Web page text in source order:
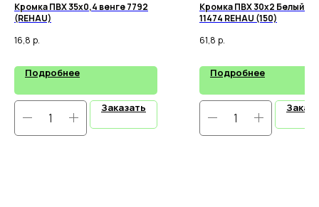
Кромка ПВХ 35х0,4 венге 7792
(REHAU)
16,8 р.
Подробнее
Заказать
Кромка ПВХ 30х2 Белый
11474 REHAU (150)
61,8 р.
Подробнее